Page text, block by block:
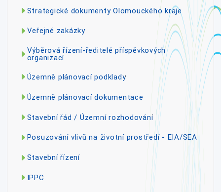
Strategické dokumenty Olomouckého kraje
Veřejné zakázky
Výběrová řízení-ředitelé příspěvkových
organizací
Územně plánovací podklady
Územně plánovací dokumentace
Stavební řád / Územní rozhodování
Posuzování vlivů na životní prostředí - EIA/SEA
Stavební řízení
IPPC